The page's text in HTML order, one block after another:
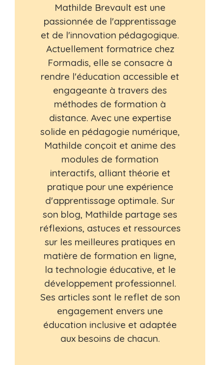
Mathilde Brevault est une
passionnée de l'apprentissage
et de l'innovation pédagogique.
Actuellement formatrice chez
Formadis, elle se consacre à
rendre l'éducation accessible et
engageante à travers des
méthodes de formation à
distance. Avec une expertise
solide en pédagogie numérique,
Mathilde conçoit et anime des
modules de formation
interactifs, alliant théorie et
pratique pour une expérience
d'apprentissage optimale. Sur
son blog, Mathilde partage ses
réflexions, astuces et ressources
sur les meilleures pratiques en
matière de formation en ligne,
la technologie éducative, et le
développement professionnel.
Ses articles sont le reflet de son
engagement envers une
éducation inclusive et adaptée
aux besoins de chacun.